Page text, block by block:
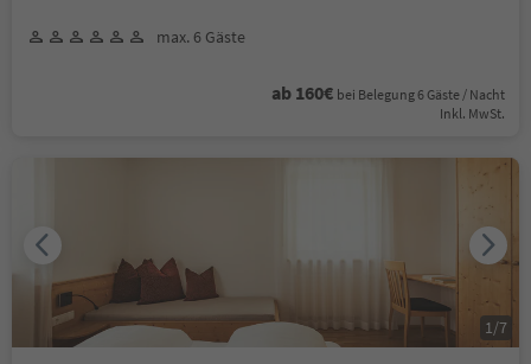
max. 6 Gäste
ab 160€ bei Belegung 6 Gäste / Nacht
Inkl. MwSt.
1 /7